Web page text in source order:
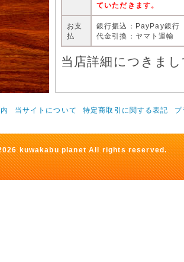
ていただきます。
お支
払
銀行振込：PayPay銀行
代金引換：ヤマト運輸
当店詳細につきま
当サイトについて 特定商取引に関する表記 プ
kuwakabu planet All rights reserved.